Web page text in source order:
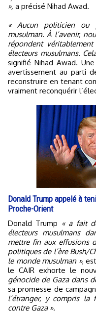
», a précisé Nihad Awad.
« Aucun politicien ou
musulman. À l’avenir,
répondent
électeurs musulmans.
signifié Nihad Awad.
avertissement au parti
reconstruire en tenant
vraiment reconquérir
Donald Trump appelé à
Proche-Orient
Donald Trump « a fait
électeurs musulmans
mettre fin aux effusions
politiques de l’ère Bush/
le monde musulman »,
le CAIR exhorte le
génocide de Gaza dans
sa promesse de
l’étranger, y compris
contre Gaza ».